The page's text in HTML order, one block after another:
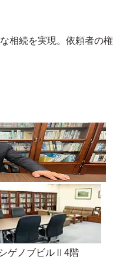
相続を実現。依頼者の権
ゲノブビルⅡ4階